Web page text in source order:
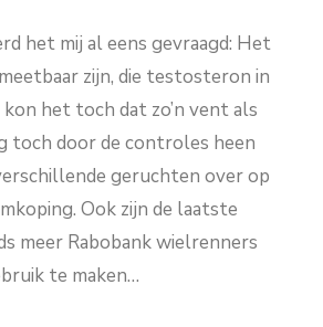
het mij al eens gevraagd: Het
zijn, die testosteron in
het toch dat zo’n vent als
toch door de controles heen
geruchten over op
Ook zijn de laatste
meer Rabobank wielrenners
te maken…